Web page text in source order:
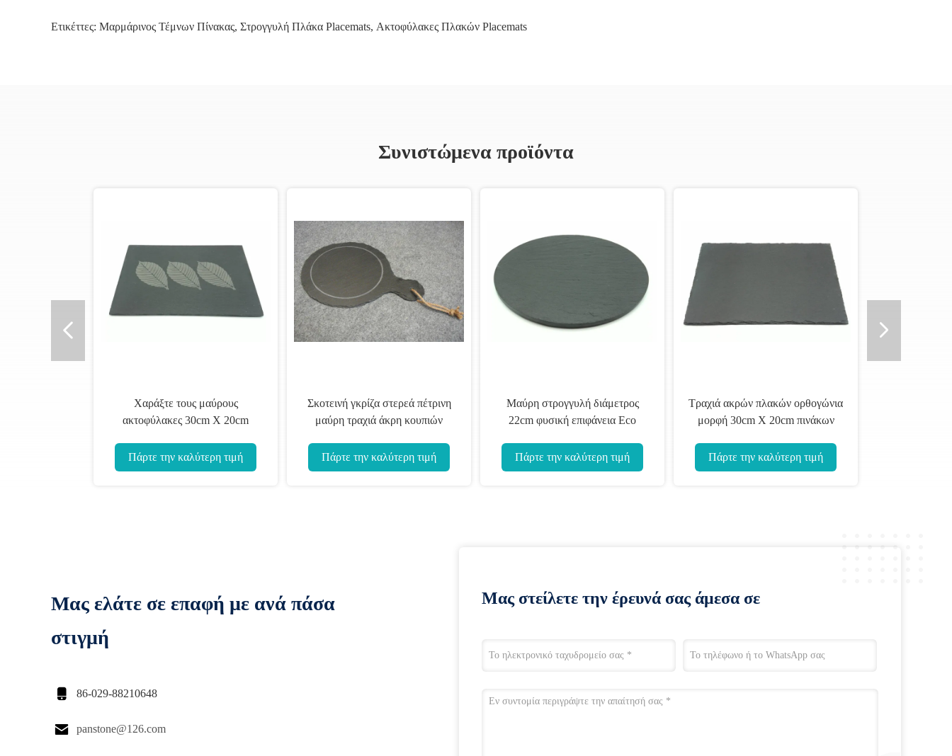
Ετικέττες: Μαρμάρινος Τέμνων Πίνακας, Στρογγυλή Πλάκα Placemats, Ακτοφύλακες Πλακών Placemats
Συνιστώμενα προϊόντα
Χαράξτε τους μαύρους
ακτοφύλακες 30cm X 20cm
άκρες λογότυπων
Πάρτε την καλύτερη τιμή
Σκοτεινή γκρίζα στερεά πέτρινη
μαύρη τραχιά άκρη κουπιών
Πάρτε την καλύτερη τιμή
Μαύρη στρογγυλή διάμετρος
22cm φυσική επιφάνεια Eco
Πάρτε την καλύτερη τιμή
Τραχιά ακρών πλακών ορθογώνια
μορφή 30cm X 20cm πινάκων
Πάρτε την καλύτερη τιμή
Μας ελάτε σε επαφή με ανά πάσα
στιγμή
 86-029-88210648
 panstone@126.com
Μας στείλετε την έρευνά σας άμεσα σε